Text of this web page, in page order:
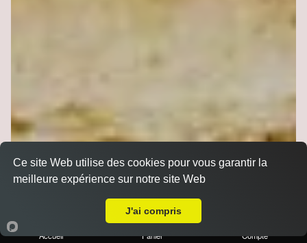
Accueil Panier Compte
Ce site Web utilise des cookies pour vous garantir la
meilleure expérience sur notre site Web
J'ai compris